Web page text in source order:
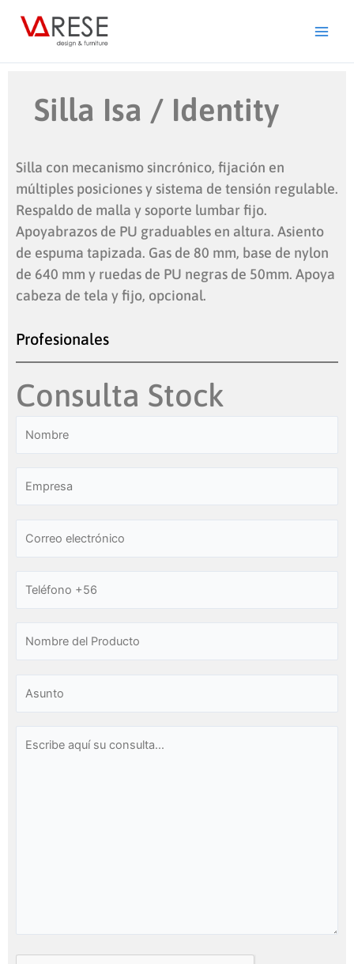
Silla Isa / Identity
Silla con mecanismo sincrónico, fijación en
múltiples posiciones y sistema de tensión regulable.
Respaldo de malla y soporte lumbar fijo.
Apoyabrazos de PU graduables en altura. Asiento
de espuma tapizada. Gas de 80 mm, base de nylon
de 640 mm y ruedas de PU negras de 50mm. Apoya
cabeza de tela y fijo, opcional.
Profesionales
Consulta Stock